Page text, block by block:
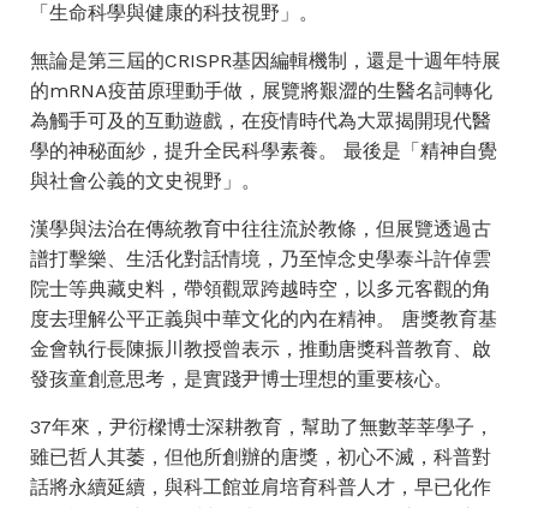
「生命科學與健康的科技視野」。
無論是第三屆的CRISPR基因編輯機制，還是十週年特展
的mRNA疫苗原理動手做，展覽將艱澀的生醫名詞轉化
為觸手可及的互動遊戲，在疫情時代為大眾揭開現代醫
學的神秘面紗，提升全民科學素養。 最後是「精神自覺
與社會公義的文史視野」。
漢學與法治在傳統教育中往往流於教條，但展覽透過古
譜打擊樂、生活化對話情境，乃至悼念史學泰斗許倬雲
院士等典藏史料，帶領觀眾跨越時空，以多元客觀的角
度去理解公平正義與中華文化的內在精神。 唐獎教育基
金會執行長陳振川教授曾表示，推動唐獎科普教育、啟
發孩童創意思考，是實踐尹博士理想的重要核心。
37年來，尹衍樑博士深耕教育，幫助了無數莘莘學子，
雖已哲人其萎，但他所創辦的唐獎，初心不滅，科普對
話將永續延續，與科工館並肩培育科普人才，早已化作